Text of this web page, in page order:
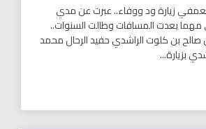
زيارة ود ووفاء.. عبرت عن مدي
مهما بعدت المسافات وطالت السنوات..
صالح بن كلوت الراشدي حفيد الرحال محمد
بزيارة...